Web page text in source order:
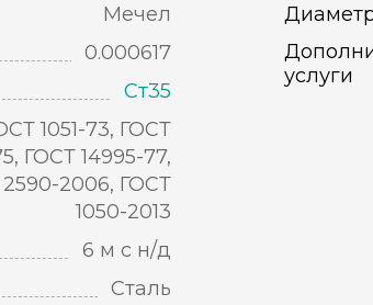
Мечел
0.000617
Ст35
1051-73, ГОСТ
ГОСТ 14995-77,
2006, ГОСТ
1050-2013
6 м с н/д
Сталь
услуги